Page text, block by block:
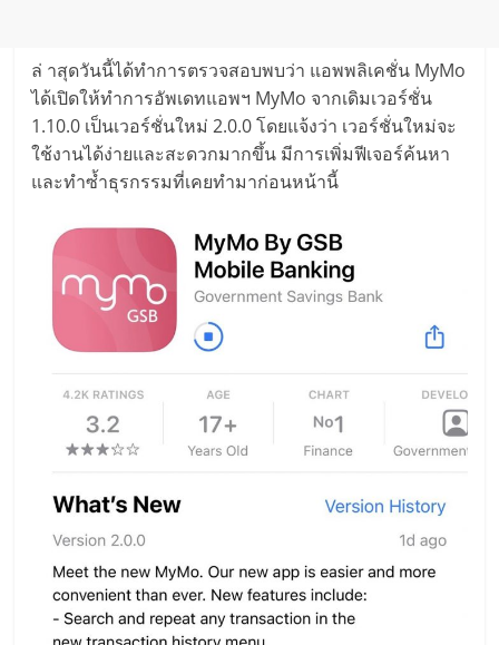
ล่ าสุดวันนี้ได้ทำการตรวจสอบพบว่า แอพพลิเคชั่น MyMo
ได้เปิดให้ทำการอัพเดทแอพฯ MyMo จากเดิมเวอร์ชั่น
1.10.0 เป็นเวอร์ชั่นใหม่ 2.0.0 โดยแจ้งว่า เวอร์ชั่นใหม่จะ
ใช้งานได้ง่ายและสะดวกมากขึ้น มีการเพิ่มฟีเจอร์ค้นหา
และทำซ้ำธุรกรรมที่เคยทำมาก่อนหน้านี้